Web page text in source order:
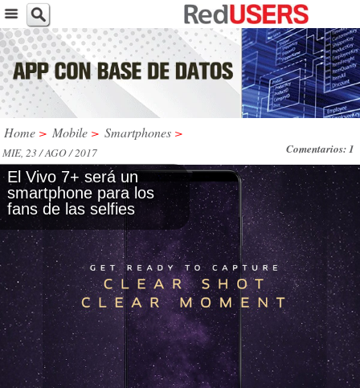
Home > Mobile > Smartphones >
Comentarios: 1
MIE, 23 / AGO / 2017
El Vivo 7+ será un
smartphone para los
fans de las selfies